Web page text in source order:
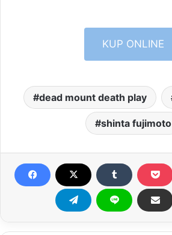
KUP ONLINE
dead mount death play
shinta fujimoto